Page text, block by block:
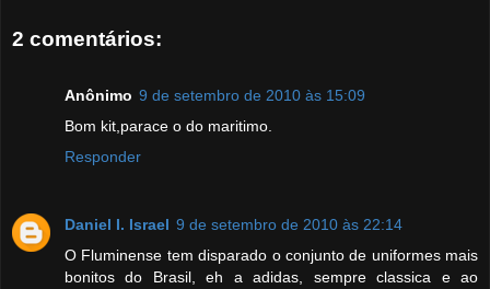
2 comentários:
Anônimo 9 de setembro de 2010 às 15:09
Bom kit,parace o do maritimo.
Responder
Daniel I. Israel 9 de setembro de 2010 às 22:14
O Fluminense tem disparado o conjunto de uniformes mais
bonitos do Brasil, eh a adidas, sempre classica e ao